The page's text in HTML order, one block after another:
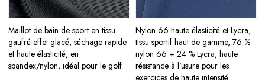
Maillot de bain de sport en tissu
gaufré effet glacé, séchage rapide
et haute élasticité, en
spandex/nylon, idéal pour le golf
Nylon 66 haute élasticité et Lycra,
tissu sportif haut de gamme, 76 %
nylon 66 + 24 % Lycra, haute
résistance à l'usure pour les
exercices de haute intensité.